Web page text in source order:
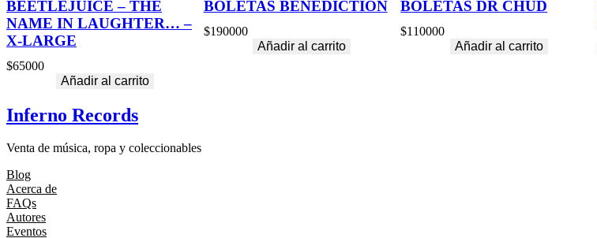
BEETLEJUICE – THE
NAME IN LAUGHTER… –
X-LARGE
$65000
Añadir al carrito
BOLETAS BENEDICTION
$190000
Añadir al carrito
BOLETAS DR CHUD
$110000
Añadir al carrito
Inferno Records
Venta de música, ropa y coleccionables
Blog
Acerca de
FAQs
Autores
Eventos